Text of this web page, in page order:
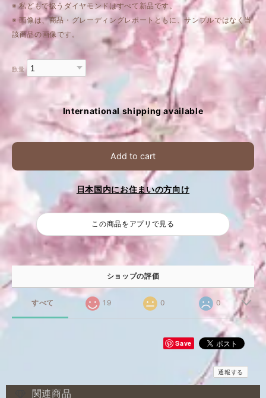
※ 私どもで扱うダイヤモンドはすべて新品です。
※ 画像は、商品・グレーディングレポートともに、サンプルではなく当
該商品の画像です。
数量
International shipping available
Add to cart
日本国内にお住まいの方向け
この商品をアプリで見る
ショップの評価
すべて 19 0 0
Save
通報する
関連商品